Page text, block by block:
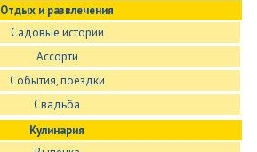
Отдых и развлечения
Садовые истории
Ассорти
События, поездки
Свадьба
Кулинария